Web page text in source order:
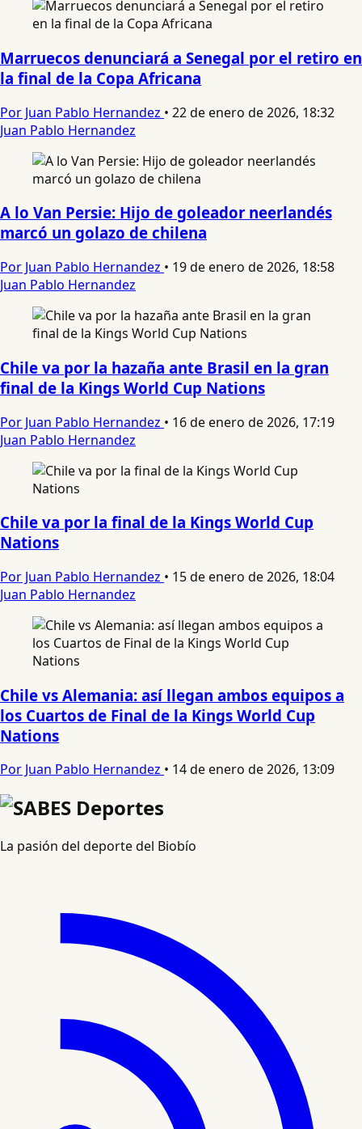
Marruecos denunciará a Senegal por el retiro en
la final de la Copa Africana
Por Juan Pablo Hernandez • 22 de enero de 2026, 18:32
Juan Pablo Hernandez
A lo Van Persie: Hijo de goleador neerlandés
marcó un golazo de chilena
Por Juan Pablo Hernandez • 19 de enero de 2026, 18:58
Juan Pablo Hernandez
Chile va por la hazaña ante Brasil en la gran
final de la Kings World Cup Nations
Por Juan Pablo Hernandez • 16 de enero de 2026, 17:19
Juan Pablo Hernandez
Chile va por la final de la Kings World Cup
Nations
Por Juan Pablo Hernandez • 15 de enero de 2026, 18:04
Juan Pablo Hernandez
Chile vs Alemania: así llegan ambos equipos a
los Cuartos de Final de la Kings World Cup
Nations
Por Juan Pablo Hernandez • 14 de enero de 2026, 13:09
La pasión del deporte del Biobío